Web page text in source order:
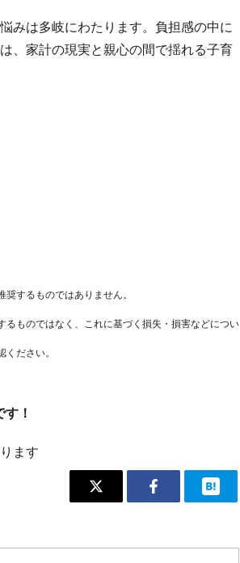
みは多岐にわたります。負担感の中に
、家計の現実と親心の間で揺れる子育
するものではありません。
ものではなく、これに基づく損失・損害などについ
ださい。
！
ます